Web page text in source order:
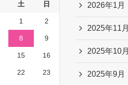
土 日
1 2
8 9
15 16
22 23
2026年1月
2025年11月
2025年10月
2025年9月